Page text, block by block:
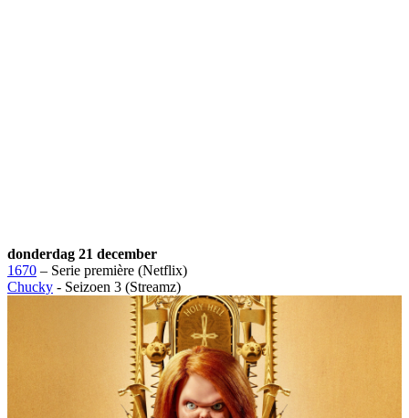
donderdag 21 december
1670 – Serie première (Netflix)
Chucky - Seizoen 3 (Streamz)